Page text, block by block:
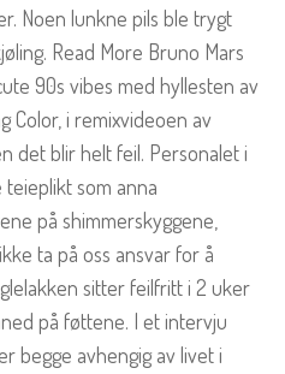
Noen lunkne pils ble trygt
Read More Bruno Mars
90s vibes med hyllesten av
Color, i remixvideoen av
det blir helt feil. Personalet i
som anna
på shimmerskyggene,
ta på oss ansvar for å
sitter feilfritt i 2 uker
på føttene. I et intervju
begge avhengig av livet i